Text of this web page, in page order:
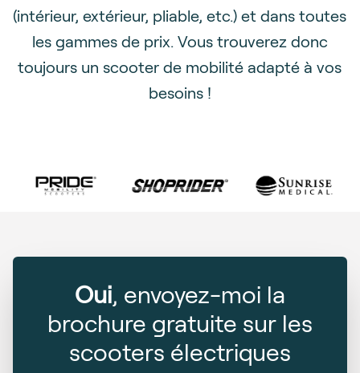
(intérieur, extérieur, pliable, etc.) et dans toutes
les gammes de prix. Vous trouverez donc
toujours un scooter de mobilité adapté à vos
besoins !
Oui, envoyez-moi la
brochure gratuite sur les
scooters électriques